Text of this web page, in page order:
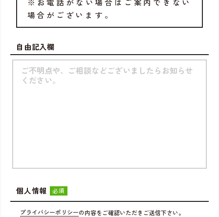
場合がございます。
自由記入欄
個人情報 必須
プライバシーポリシーの内容をご確認いただきご送信下さい。